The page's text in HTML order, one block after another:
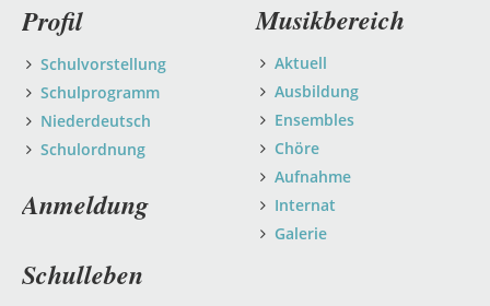
Musikbereich
Aktuell
Ausbildung
Ensembles
Chöre
Aufnahme
Internat
Galerie
Profil
Schulvorstellung
Schulprogramm
Niederdeutsch
Schulordnung
Anmeldung
Schulleben